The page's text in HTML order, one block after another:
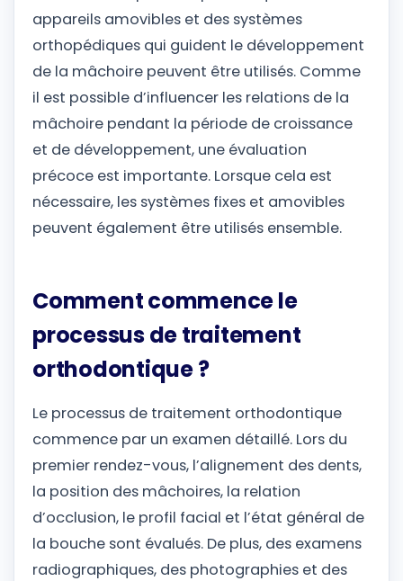
appareils amovibles et des systèmes
orthopédiques qui guident le développement
de la mâchoire peuvent être utilisés. Comme
il est possible d’influencer les relations de la
mâchoire pendant la période de croissance
et de développement, une évaluation
précoce est importante. Lorsque cela est
nécessaire, les systèmes fixes et amovibles
peuvent également être utilisés ensemble.
Comment commence le
processus de traitement
orthodontique ?
Le processus de traitement orthodontique
commence par un examen détaillé. Lors du
premier rendez-vous, l’alignement des dents,
la position des mâchoires, la relation
d’occlusion, le profil facial et l’état général de
la bouche sont évalués. De plus, des examens
radiographiques, des photographies et des